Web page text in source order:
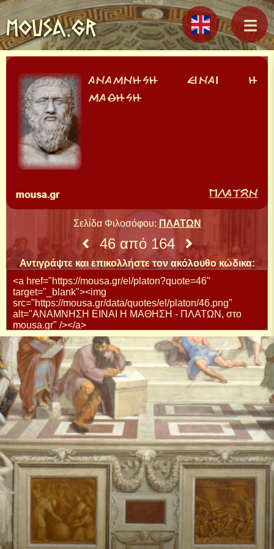
MOUSA.GR
Σελίδα Φιλοσόφου: ΠΛΑΤΩΝ
46 από 164
Αντιγράψτε και επικολλήστε τον ακόλουθο κώδικα: